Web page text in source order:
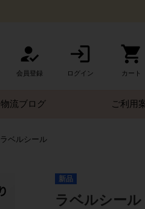
会員登録 ログイン カート
物流ブログ ご利用
ラベルシール
新品
ラベルシー